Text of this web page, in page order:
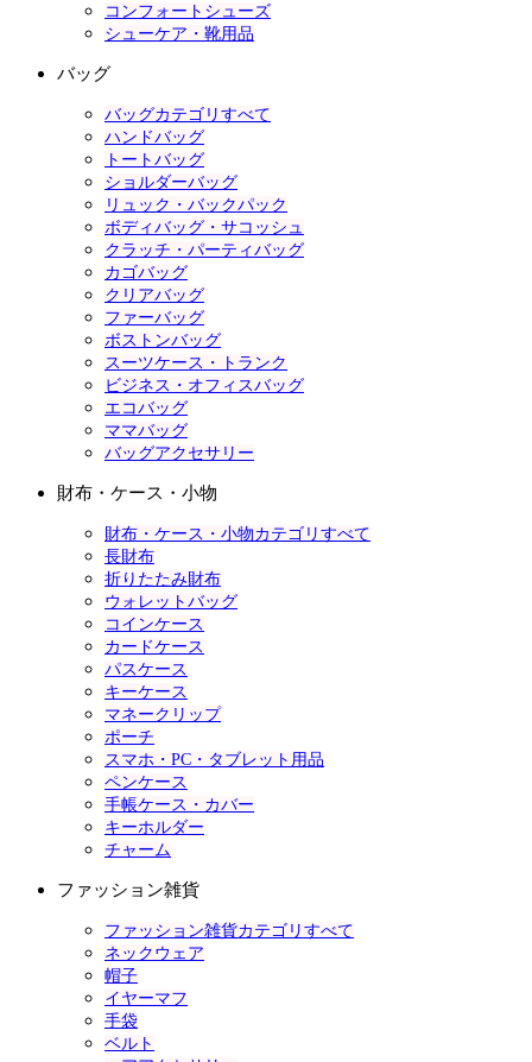
コンフォートシューズ
シューケア・靴用品
バッグ
バッグカテゴリすべて
ハンドバッグ
トートバッグ
ショルダーバッグ
リュック・バックパック
ボディバッグ・サコッシュ
クラッチ・パーティバッグ
カゴバッグ
クリアバッグ
ファーバッグ
ボストンバッグ
スーツケース・トランク
ビジネス・オフィスバッグ
エコバッグ
ママバッグ
バッグアクセサリー
財布・ケース・小物
財布・ケース・小物カテゴリすべて
長財布
折りたたみ財布
ウォレットバッグ
コインケース
カードケース
パスケース
キーケース
マネークリップ
ポーチ
スマホ・PC・タブレット用品
ペンケース
手帳ケース・カバー
キーホルダー
チャーム
ファッション雑貨
ファッション雑貨カテゴリすべて
ネックウェア
帽子
イヤーマフ
手袋
ベルト